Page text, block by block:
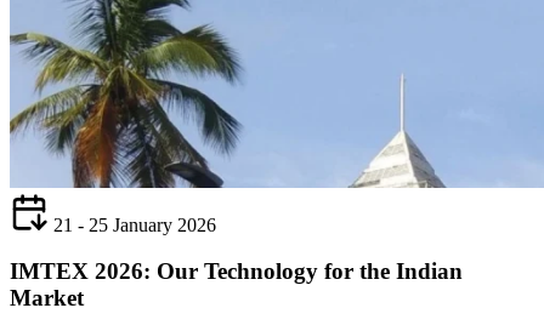
21 - 25 January 2026
IMTEX 2026: Our Technology for the Indian
Market